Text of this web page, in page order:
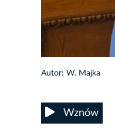
Autor: W. Majka
Wznów